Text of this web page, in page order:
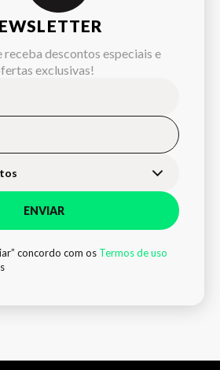
receba descontos especiais e
exclusivas!
ENVIAR
concordo com os Termos de uso